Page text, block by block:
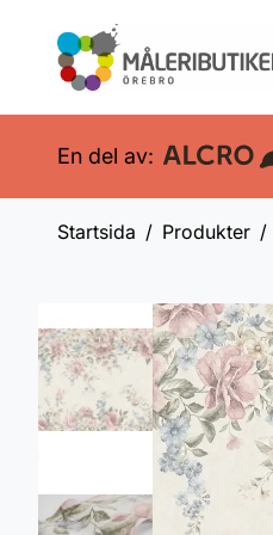
En del av:
Startsida Produkter